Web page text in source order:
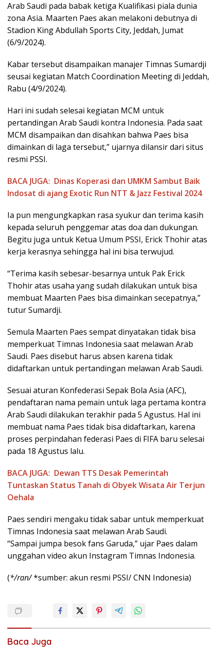
Arab Saudi pada babak ketiga Kualifikasi piala dunia
zona Asia. Maarten Paes akan melakoni debutnya di
Stadion King Abdullah Sports City, Jeddah, Jumat
(6/9/2024).
Kabar tersebut disampaikan manajer Timnas Sumardji
seusai kegiatan Match Coordination Meeting di Jeddah,
Rabu (4/9/2024).
Hari ini sudah selesai kegiatan MCM untuk
pertandingan Arab Saudi kontra Indonesia. Pada saat
MCM disampaikan dan disahkan bahwa Paes bisa
dimainkan di laga tersebut,” ujarnya dilansir dari situs
resmi PSSI.
BACA JUGA: Dinas Koperasi dan UMKM Sambut Baik
Indosat di ajang Exotic Run NTT & Jazz Festival 2024
Ia pun mengungkapkan rasa syukur dan terima kasih
kepada seluruh penggemar atas doa dan dukungan.
Begitu juga untuk Ketua Umum PSSI, Erick Thohir atas
kerja kerasnya sehingga hal ini bisa terwujud.
“Terima kasih sebesar-besarnya untuk Pak Erick
Thohir atas usaha yang sudah dilakukan untuk bisa
membuat Maarten Paes bisa dimainkan secepatnya,”
tutur Sumardji.
Semula Maarten Paes sempat dinyatakan tidak bisa
memperkuat Timnas Indonesia saat melawan Arab
Saudi. Paes disebut harus absen karena tidak
didaftarkan untuk pertandingan melawan Arab Saudi.
Sesuai aturan Konfederasi Sepak Bola Asia (AFC),
pendaftaran nama pemain untuk laga pertama kontra
Arab Saudi dilakukan terakhir pada 5 Agustus. Hal ini
membuat nama Paes tidak bisa didaftarkan, karena
proses perpindahan federasi Paes di FIFA baru selesai
pada 18 Agustus lalu.
BACA JUGA: Dewan TTS Desak Pemerintah
Tuntaskan Status Tanah di Obyek Wisata Air Terjun
Oehala
Paes sendiri mengaku tidak sabar untuk memperkuat
Timnas Indonesia saat melawan Arab Saudi.
“Sampai jumpa besok fans Garuda,” ujar Paes dalam
unggahan video akun Instagram Timnas Indonesia.
(*/ran/*sumber: akun resmi PSSI/ CNN Indonesia)
Baca Juga